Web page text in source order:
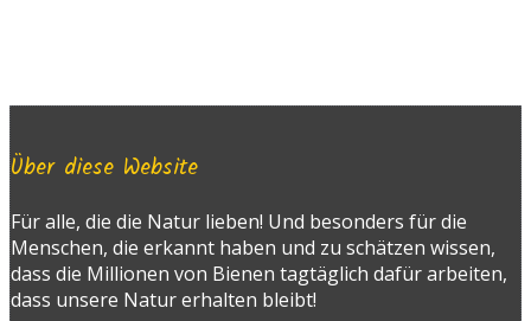
Über diese Website
Für alle, die die Natur lieben! Und besonders für die
Menschen, die erkannt haben und zu schätzen wissen,
dass die Millionen von Bienen tagtäglich dafür arbeiten,
dass unsere Natur erhalten bleibt!